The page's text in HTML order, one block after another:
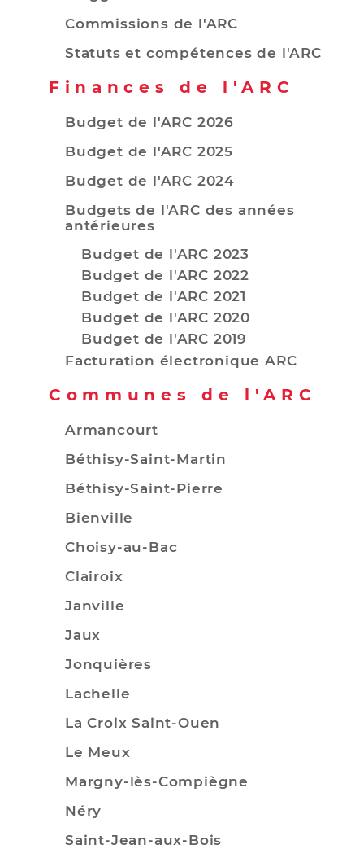
Commissions de l'ARC
Statuts et compétences de l'ARC
Finances de l'ARC
Budget de l'ARC 2026
Budget de l'ARC 2025
Budget de l'ARC 2024
Budgets de l'ARC des années
antérieures
Budget de l'ARC 2023
Budget de l'ARC 2022
Budget de l'ARC 2021
Budget de l'ARC 2020
Budget de l'ARC 2019
Facturation électronique ARC
Communes de l'ARC
Armancourt
Béthisy-Saint-Martin
Béthisy-Saint-Pierre
Bienville
Choisy-au-Bac
Clairoix
Janville
Jaux
Jonquières
Lachelle
La Croix Saint-Ouen
Le Meux
Margny-lès-Compiègne
Néry
Saint-Jean-aux-Bois